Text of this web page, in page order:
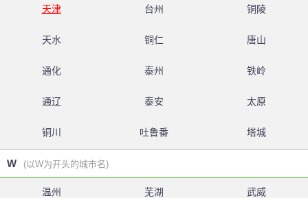
天津 台州 铜陵
天水 铜仁 唐山
通化 泰州 铁岭
通辽 泰安 太原
铜川 吐鲁番 塔城
W (以W为开头的城市名)
温州 芜湖 武威